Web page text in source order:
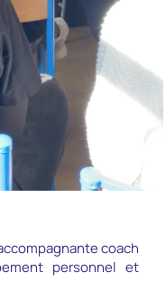
coach
personnel et